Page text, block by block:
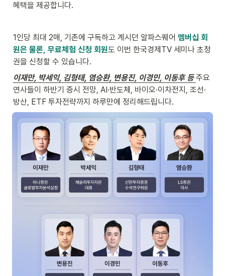
혜택을 제공합니다.
1인당 최대 2매, 기존에 구독하고 계시던 알파스퀘어 멤버십 회
원은 물론, 무료체험 신청 회원도 이번 한국경제TV 세미나 초청
권을 신청할 수 있습니다.
이재만, 박세익, 김형태, 염승환, 변용진, 이경민, 이동후 등 주요
연사들이 하반기 증시 전망, AI·반도체, 바이오·이차전지, 조선·
방산, ETF 투자전략까지 하루만에 정리해드립니다.